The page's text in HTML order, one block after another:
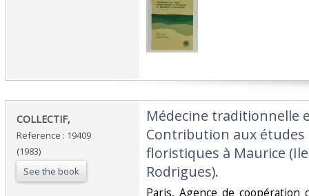
‎COLLECTIF,‎
Reference : 19409
(1983)
See the book
‎Médecine traditionnelle
Contribution aux
floristiques à Maurice
Rodrigues).‎
‎Paris, Agence de coopération